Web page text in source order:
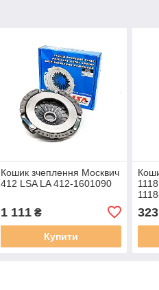
Кошик зчеплення Москвич
412 LSA LA 412-1601090
1 111₴
Купити
323